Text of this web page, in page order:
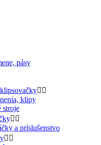
pásy
 
klipy
stroje
 
a príslušenstvo
 